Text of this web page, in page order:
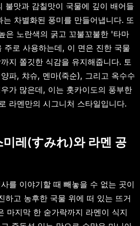
불맛과 감칠맛이 국물에 깊이 배어들
차별화된 풍미를 만들어냅니다. 또
은 노란색의 굵고 꼬불꼬불한 '타마
주로 사용하는데, 이 면은 진한 국물
지 쫄깃한 식감을 유지해줍니다. 토
파, 챠슈, 멘마(죽순), 그리고 옥수수
가 많은데, 이는 홋카이도의 풍부한
라멘만의 시그니처 스타일입니다.
미레(すみれ)와 라멘 공
를 이야기할 때 빼놓을 수 없는 곳이
하고 농후한 국물 위에 떠 있는 뜨거
마지막 한 숟가락까지 라멘이 식지